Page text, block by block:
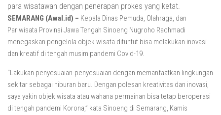
SEMARANG (Awal.id) – Kepala Dinas Pemuda, Olahraga, dan
Pariwisata Provinsi Jawa Tengah Sinoeng Nugroho Rachmadi
menegaskan pengelola objek wisata dituntut bisa melakukan inovasi
dan kreatif di tengah musim pandemi Covid-19.
“Lakukan penyesuaian-penyesuaian dengan memanfaatkan lingkungan
sekitar sebagai hiburan baru. Dengan polesan kreativitas dan inovasi,
saya yakin objek wisata atau wahana permainan bisa tetap beroperasi
di tengah pandemi Korona,” kata Sinoeng di Semarang, Kamis